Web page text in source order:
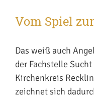
Vom Spiel
Das weiß auch
der Fachstelle
Kirchenkreis
zeichnet sich